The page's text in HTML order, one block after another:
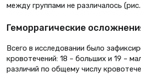
между группами не различалось (рис.
Геморрагические
Всего в исследовании было
кровотечений: 18 – больших и 19 –
различий по общему числу